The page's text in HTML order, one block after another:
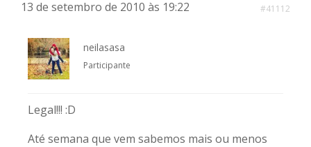
13 de setembro de 2010 às 19:22 #41112
neilasasa
Participante
Legal!!! :D
Até semana que vem sabemos mais ou menos